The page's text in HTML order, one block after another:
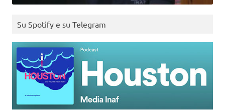
Su Spotify e su Telegram